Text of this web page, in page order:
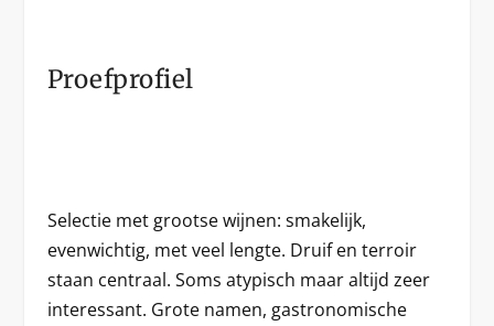
Proefprofiel
Selectie met grootse wijnen: smakelijk,
evenwichtig, met veel lengte. Druif en terroir
staan centraal. Soms atypisch maar altijd zeer
interessant. Grote namen, gastronomische